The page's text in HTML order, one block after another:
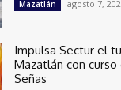
Mazatlán agosto 7,
Impulsa Sectur el
Mazatlán con
Señas